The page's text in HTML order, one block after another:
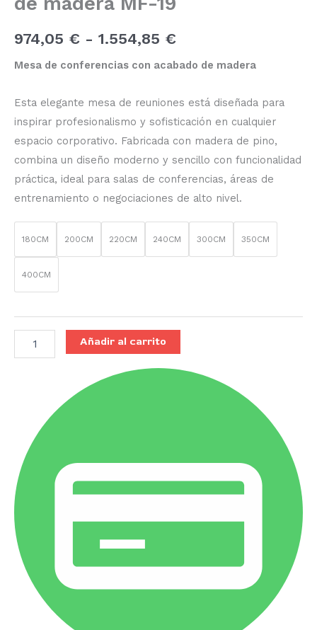
974,05 € - 1.554,85 €
Mesa de conferencias con acabado de madera
Esta elegante mesa de reuniones está diseñada para
inspirar profesionalismo y sofisticación en cualquier
espacio corporativo. Fabricada con madera de pino,
combina un diseño moderno y sencillo con funcionalidad
práctica, ideal para salas de conferencias, áreas de
entrenamiento o negociaciones de alto nivel.
180CM 200CM 220CM 240CM 300CM 350CM
400CM
Añadir al carrito